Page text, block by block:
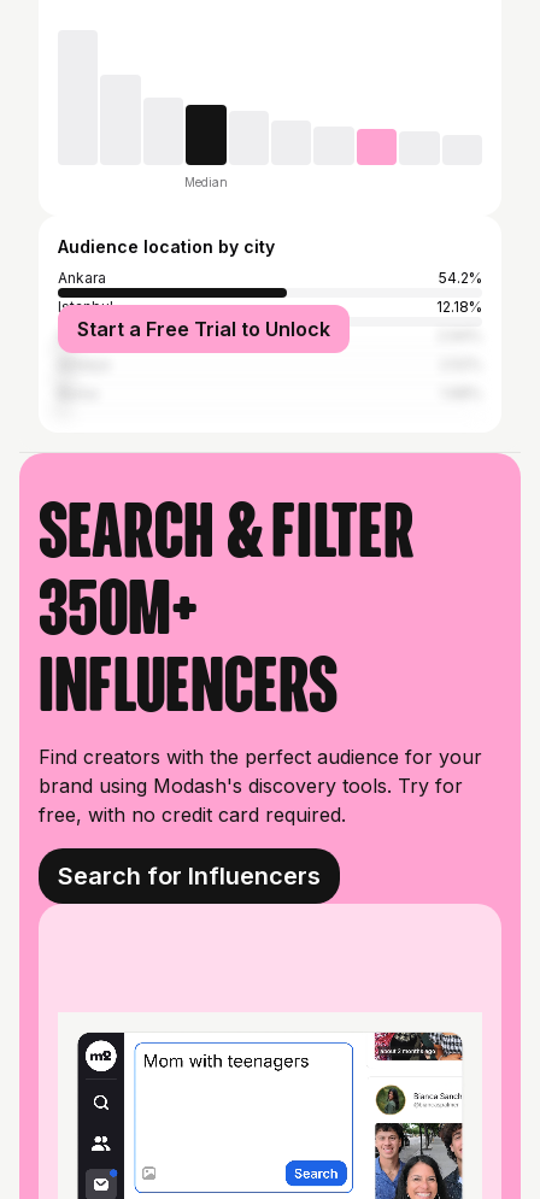
Median
Audience location by city
Ankara
54.2%
Istanbul
12.18%
İzmirStart a Free Trial to Unlock
Search & filter
350M+
influencers
Find creators with the perfect audience for your
brand using Modash's discovery tools. Try for
free, with no credit card required.
Search for Influencers